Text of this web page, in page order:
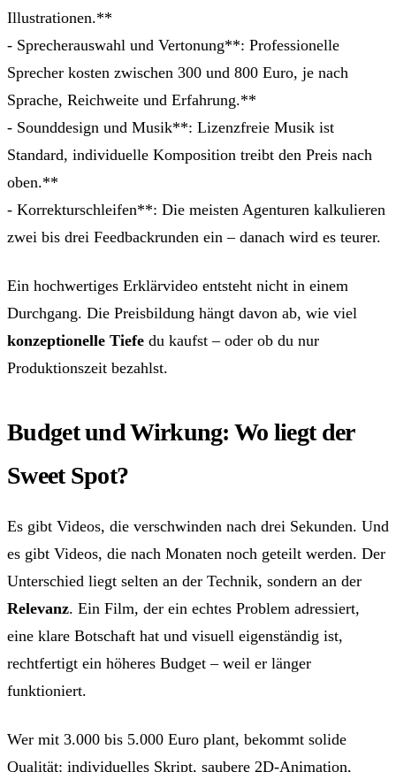
Illustrationen.**
- Sprecherauswahl und Vertonung**: Professionelle
Sprecher kosten zwischen 300 und 800 Euro, je nach
Sprache, Reichweite und Erfahrung.**
- Sounddesign und Musik**: Lizenzfreie Musik ist
Standard, individuelle Komposition treibt den Preis nach
oben.**
- Korrekturschleifen**: Die meisten Agenturen kalkulieren
zwei bis drei Feedbackrunden ein – danach wird es teurer.
Ein hochwertiges Erklärvideo entsteht nicht in einem
Durchgang. Die Preisbildung hängt davon ab, wie viel
konzeptionelle Tiefe du kaufst – oder ob du nur
Produktionszeit bezahlst.
Budget und Wirkung: Wo liegt der
Sweet Spot?
Es gibt Videos, die verschwinden nach drei Sekunden. Und
es gibt Videos, die nach Monaten noch geteilt werden. Der
Unterschied liegt selten an der Technik, sondern an der
Relevanz. Ein Film, der ein echtes Problem adressiert,
eine klare Botschaft hat und visuell eigenständig ist,
rechtfertigt ein höheres Budget – weil er länger
funktioniert.
Wer mit 3.000 bis 5.000 Euro plant, bekommt solide
Qualität: individuelles Skript, saubere 2D-Animation,